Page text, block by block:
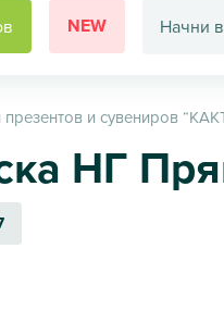
NEW
и сувениров
НГ